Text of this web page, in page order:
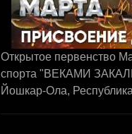
Открытое первенство
спорта "ВЕКАМИ
Йошкар-Ола,